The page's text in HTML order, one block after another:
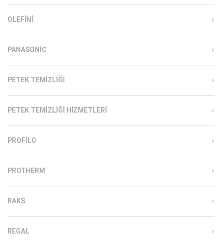
OLEFINI
PANASONIC
PETEK TEMIZLIĞI
PETEK TEMIZLIĞI HIZMETLERI
PROFILO
PROTHERM
RAKS
REGAL